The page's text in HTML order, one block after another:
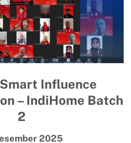
Influence
– IndiHome Batch
2
2025